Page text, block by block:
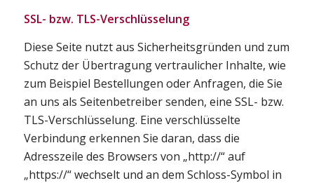
SSL- bzw. TLS-Verschlüsselung
Diese Seite nutzt aus Sicherheitsgründen und zum
Schutz der Übertragung vertraulicher Inhalte, wie
zum Beispiel Bestellungen oder Anfragen, die Sie
an uns als Seitenbetreiber senden, eine SSL- bzw.
TLS-Verschlüsselung. Eine verschlüsselte
Verbindung erkennen Sie daran, dass die
Adresszeile des Browsers von „http://“ auf
„https://“ wechselt und an dem Schloss-Symbol in